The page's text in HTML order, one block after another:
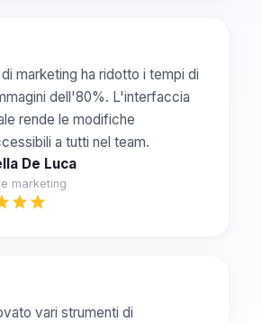
marketing ha ridotto i tempi di
dell'80%. L'interfaccia
rende le modifiche
a tutti nel team.
De Luca
marketing
vari strumenti di